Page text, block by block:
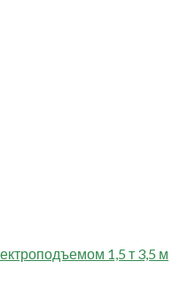
1,5 т 3,5 м